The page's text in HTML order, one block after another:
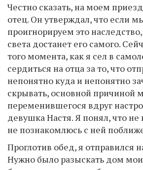
Честно сказать, на моем
отец. Он утверждал, что если
проигнорируем это
света достанет его самого.
того момента, как я сел в
сердиться на отца за то, что
непонятно куда и непонятно
скрывать, основной причиной
переменившегося вдруг
девушка Настя. Я понял, что не
не познакомлюсь с ней
Проглотив обед, я отправился
Нужно было разыскать дом